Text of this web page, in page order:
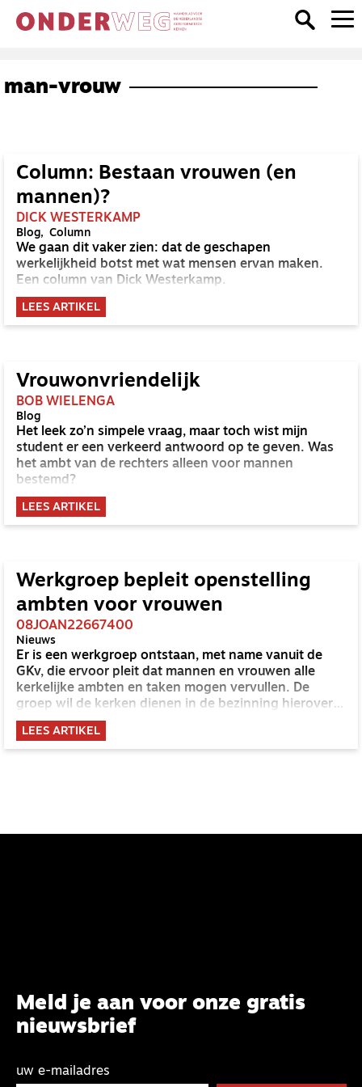
man-vrouw
Column: Bestaan vrouwen (en
mannen)?
DICK WESTERKAMP
Blog Column
We gaan dit vaker zien: dat de geschapen
werkelijkheid botst met wat mensen ervan maken.
Een column van Dick Westerkamp.
LEES ARTIKEL
Vrouwonvriendelijk
BOB WIELENGA
Blog
Het leek zo’n simpele vraag, maar toch wist mijn
student er een verkeerd antwoord op te geven. Was
het ambt van de rechters alleen voor mannen
bestemd?
LEES ARTIKEL
Werkgroep bepleit openstelling
ambten voor vrouwen
08JOAN22667400
Nieuws
Er is een werkgroep ontstaan, met name vanuit de
GKv, die ervoor pleit dat mannen en vrouwen alle
kerkelijke ambten en taken mogen vervullen. De
groep wil de kerken dienen in de bezinning hierover.
Zo is er een website gelanceerd en wordt er gewerkt
aan een studie.
LEES ARTIKEL
Meld je aan voor onze gratis
nieuwsbrief
uw e-mailadres